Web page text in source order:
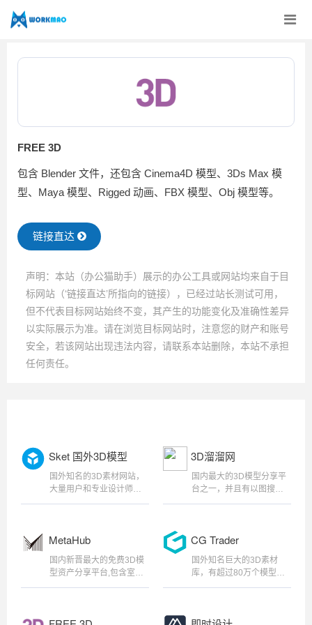
FREE 3D
包含 Blender 文件，还包含 Cinema4D 模型、3Ds Max 模
型、Maya 模型、Rigged 动画、FBX 模型、Obj 模型等。
链接直达
声明：本站（办公猫助手）展示的办公工具或网站均来自于目
标网站（‘链接直达’所指向的链接），已经过站长测试可用，
但不代表目标网站始终不变，其产生的功能变化及准确性差异
以实际展示为准。请在浏览目标网站时，注意您的财产和账号
安全，若该网站出现违法内容，请联系本站删除，本站不承担
任何责任。
Sket 国外3D模型
国外知名的3D素材网站，
大量用户和专业设计师上
传的3D模型、场景和动画
型，社区拥有超过一百万
在网络、移动、AR和VR上
发布、分享和发现3D内容
的平台。 、
3D溜溜网
国内最大的3D模型分享平
台之一，并且有以图搜图
功能，可以快速帮你找到
向！
MetaHub
国内新晋最大的免费3D模
型资产分享平台,包含室内
装修、游戏角色、场景搭
型。
CG Trader
国外知名巨大的3D素材
库，有超过80万个模型，
各个行业都有免费的模型